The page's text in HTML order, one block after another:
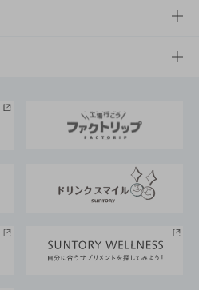
阪テナビリティ経営